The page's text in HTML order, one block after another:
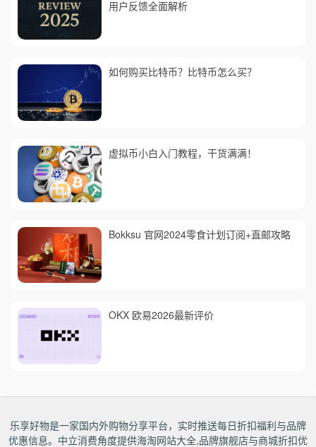
用户反馈全面解析
如何购买比特币？比特币怎么买？
虚拟币小白入门教程，干货满满！
Bokksu 官网2024零食计划订阅+直邮攻略
OKX 欧易2026最新评价
乐享好物是一家国内外购物分享平台，实时推送每日折扣福利与品牌
优惠信息。中立消费角度提供海淘网站大全,品牌旗舰店与商城折扣优